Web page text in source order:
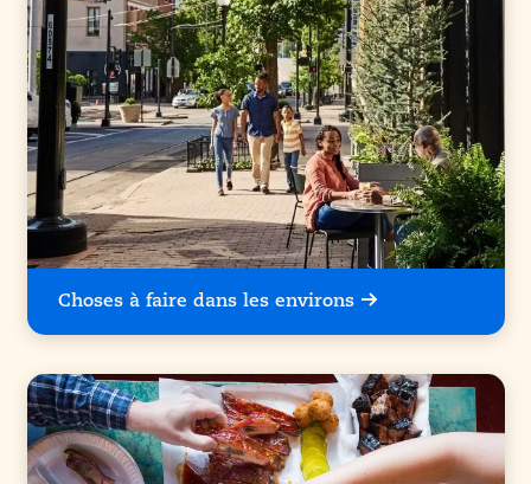
Choses à faire dans les environs